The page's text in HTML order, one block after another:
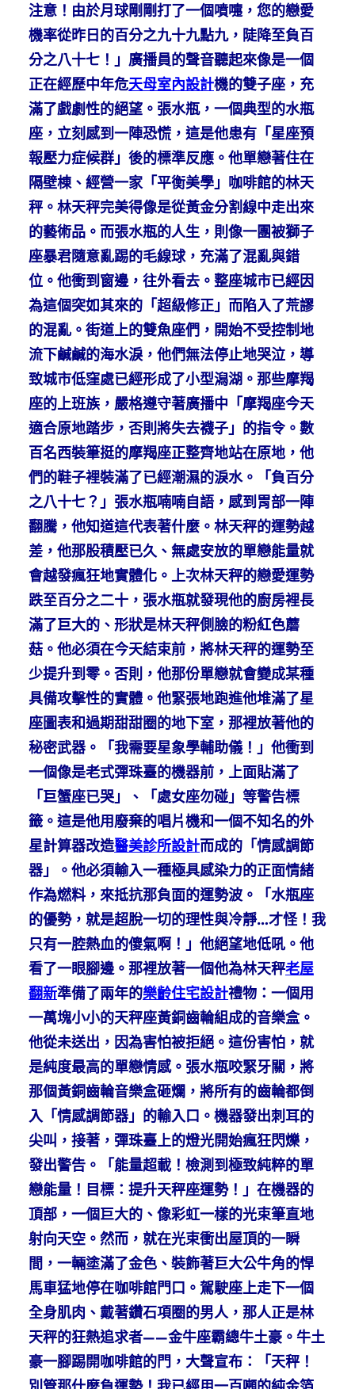
注意！由於月球剛剛打了一個噴嚏，您的戀愛
機率從昨日的百分之九十九點九，陡降至負百
分之八十七！」廣播員的聲音聽起來像是一個
正在經歷中年危天母室內設計機的雙子座，充
滿了戲劇性的絕望。張水瓶，一個典型的水瓶
座，立刻感到一陣恐慌，這是他患有「星座預
報壓力症候群」後的標準反應。他單戀著住在
隔壁棟、經營一家「平衡美學」咖啡館的林天
秤。林天秤完美得像是從黃金分割線中走出來
的藝術品。而張水瓶的人生，則像一團被獅子
座暴君隨意亂踢的毛線球，充滿了混亂與錯
位。他衝到窗邊，往外看去。整座城市已經因
為這個突如其來的「超級修正」而陷入了荒謬
的混亂。街道上的雙魚座們，開始不受控制地
流下鹹鹹的海水淚，他們無法停止地哭泣，導
致城市低窪處已經形成了小型潟湖。那些摩羯
座的上班族，嚴格遵守著廣播中「摩羯座今天
適合原地踏步，否則將失去襪子」的指令。數
百名西裝筆挺的摩羯座正整齊地站在原地，他
們的鞋子裡裝滿了已經潮濕的淚水。「負百分
之八十七？」張水瓶喃喃自語，感到胃部一陣
翻騰，他知道這代表著什麼。林天秤的運勢越
差，他那股積壓已久、無處安放的單戀能量就
會越發瘋狂地實體化。上次林天秤的戀愛運勢
跌至百分之二十，張水瓶就發現他的廚房裡長
滿了巨大的、形狀是林天秤側臉的粉紅色蘑
菇。他必須在今天結束前，將林天秤的運勢至
少提升到零。否則，他那份單戀就會變成某種
具備攻擊性的實體。他緊張地跑進他堆滿了星
座圖表和過期甜甜圈的地下室，那裡放著他的
秘密武器。「我需要星象學輔助儀！」他衝到
一個像是老式彈珠臺的機器前，上面貼滿了
「巨蟹座已哭」、「處女座勿碰」等警告標
籤。這是他用廢棄的唱片機和一個不知名的外
星計算器改造醫美診所設計而成的「情感調節
器」。他必須輸入一種極具感染力的正面情緒
作為燃料，來抵抗那負面的運勢波。「水瓶座
的優勢，就是超脫一切的理性與冷靜…才怪！我
只有一腔熱血的傻氣啊！」他絕望地低吼。他
看了一眼腳邊。那裡放著一個他為林天秤老屋
翻新準備了兩年的樂齡住宅設計禮物：一個用
一萬塊小小的天秤座黃銅齒輪組成的音樂盒。
他從未送出，因為害怕被拒絕。這份害怕，就
是純度最高的單戀情感。張水瓶咬緊牙關，將
那個黃銅齒輪音樂盒砸爛，將所有的齒輪都倒
入「情感調節器」的輸入口。機器發出刺耳的
尖叫，接著，彈珠臺上的燈光開始瘋狂閃爍，
發出警告。「能量超載！檢測到極致純粹的單
戀能量！目標：提升天秤座運勢！」在機器的
頂部，一個巨大的、像彩虹一樣的光束筆直地
射向天空。然而，就在光束衝出屋頂的一瞬
間，一輛塗滿了金色、裝飾著巨大公牛角的悍
馬車猛地停在咖啡館門口。駕駛座上走下一個
全身肌肉、戴著鑽石項圈的男人，那人正是林
天秤的狂熱追求者——金牛座霸總牛土豪。牛土
豪一腳踢開咖啡館的門，大聲宣布：「天秤！